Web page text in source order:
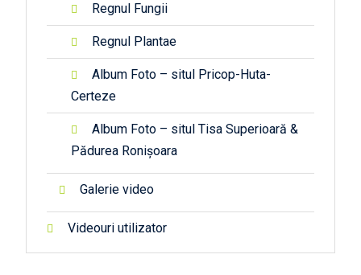
Regnul Fungii
Regnul Plantae
Album Foto – situl Pricop-Huta-
Certeze
Album Foto – situl Tisa Superioară &
Pădurea Ronișoara
Galerie video
Videouri utilizator